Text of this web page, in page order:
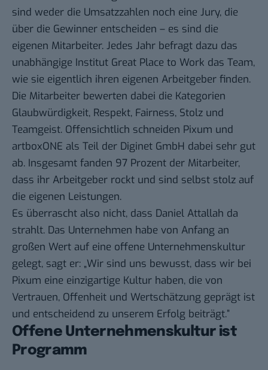
sind weder die Umsatzzahlen noch eine Jury, die
über die Gewinner entscheiden – es sind die
eigenen Mitarbeiter. Jedes Jahr befragt dazu das
unabhängige Institut Great Place to Work das Team,
wie sie eigentlich ihren eigenen Arbeitgeber finden.
Die Mitarbeiter bewerten dabei die Kategorien
Glaubwürdigkeit, Respekt, Fairness, Stolz und
Teamgeist. Offensichtlich schneiden Pixum und
artboxONE als Teil der Diginet GmbH dabei sehr gut
ab. Insgesamt fanden 97 Prozent der Mitarbeiter,
dass ihr Arbeitgeber rockt und sind selbst stolz auf
die eigenen Leistungen.
Es überrascht also nicht, dass Daniel Attallah da
strahlt. Das Unternehmen habe von Anfang an
großen Wert auf eine offene Unternehmenskultur
gelegt, sagt er: „Wir sind uns bewusst, dass wir bei
Pixum eine einzigartige Kultur haben, die von
Vertrauen, Offenheit und Wertschätzung geprägt ist
und entscheidend zu unserem Erfolg beiträgt.”
Offene Unternehmenskultur ist
Programm